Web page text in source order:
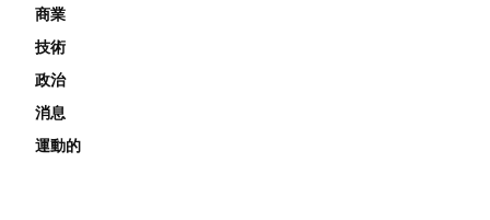
商業
技術
政治
消息
運動的